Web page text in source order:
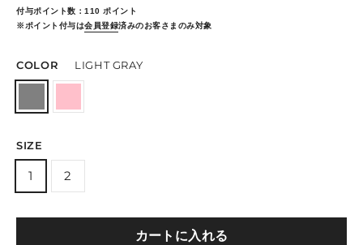
付与ポイント数： 110 ポイント
※ポイント付与は会員登録済みのお客さまのみ対象
COLOR LIGHT GRAY
SIZE
1 2
カートに入れる